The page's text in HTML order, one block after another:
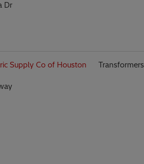
Dr
Supply Co of Houston
Transformers